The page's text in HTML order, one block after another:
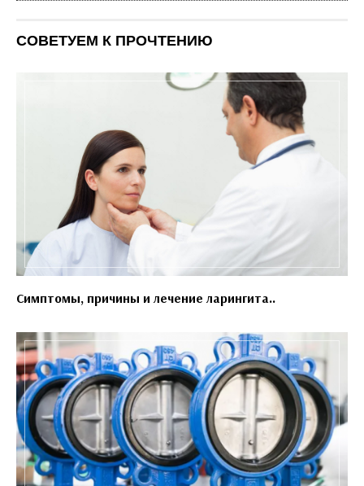
СОВЕТУЕМ К ПРОЧТЕНИЮ
Симптомы, причины и лечение ларингита..